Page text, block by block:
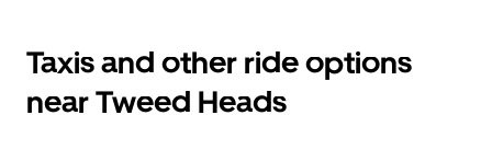
Taxis and other ride options
near Tweed Heads